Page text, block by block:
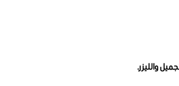
والليزر.